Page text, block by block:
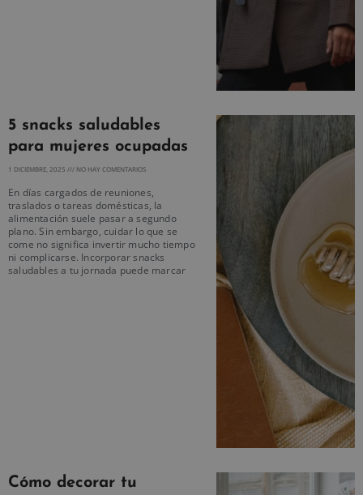
5 snacks saludables
para mujeres ocupadas
1 DICIEMBRE, 2025 NO HAY COMENTARIOS
En días cargados de reuniones,
traslados o tareas domésticas, la
alimentación suele pasar a segundo
plano. Sin embargo, cuidar lo que se
come no significa invertir mucho tiempo
ni complicarse. Incorporar snacks
saludables a tu jornada puede marcar
Cómo decorar tu